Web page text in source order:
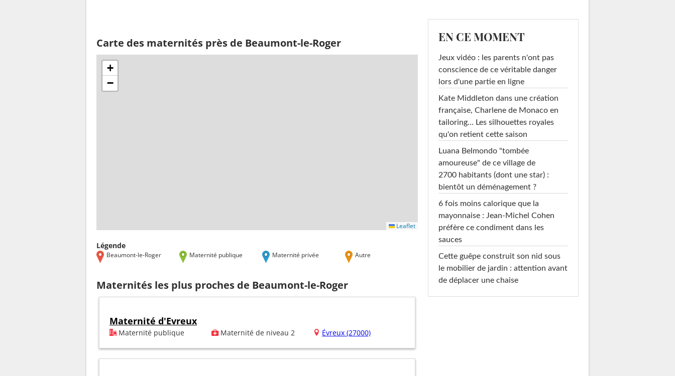
Carte des maternités près de Beaumont-le-Roger
+
−
Leaflet
Légende
Beaumont-le-Roger Maternité publique Maternité privée Autre
Maternités les plus proches de Beaumont-le-Roger
Maternité d'Evreux
Maternité publique Maternité de niveau 2 Évreux (27000)
EN CE MOMENT
Jeux vidéo : les parents n'ont pas
conscience de ce véritable danger
lors d'une partie en ligne
Kate Middleton dans une création
française, Charlene de Monaco en
tailoring… Les silhouettes royales
qu'on retient cette saison
Luana Belmondo "tombée
amoureuse" de ce village de
2700 habitants (dont une star) :
bientôt un déménagement ?
6 fois moins calorique que la
mayonnaise : Jean-Michel Cohen
préfère ce condiment dans les
sauces
Cette guêpe construit son nid sous
le mobilier de jardin : attention avant
de déplacer une chaise